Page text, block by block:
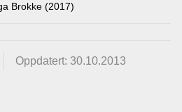
Brokke (2017)
Oppdatert: 30.10.2013